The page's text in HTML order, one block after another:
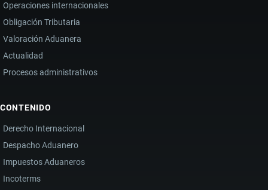
Operaciones internacionales
Obligación Tributaria
Valoración Aduanera
Actualidad
Procesos administrativos
CONTENIDO
Derecho Internacional
Despacho Aduanero
Impuestos Aduaneros
Incoterms